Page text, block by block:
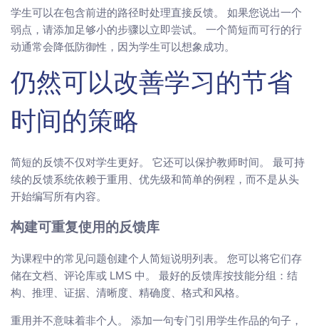
学生可以在包含前进的路径时处理直接反馈。 如果您说出一个
弱点，请添加足够小的步骤以立即尝试。 一个简短而可行的行
动通常会降低防御性，因为学生可以想象成功。
仍然可以改善学习的节省
时间的策略
简短的反馈不仅对学生更好。 它还可以保护教师时间。 最可持
续的反馈系统依赖于重用、优先级和简单的例程，而不是从头
开始编写所有内容。
构建可重复使用的反馈库
为课程中的常见问题创建个人简短说明列表。 您可以将它们存
储在文档、评论库或 LMS 中。 最好的反馈库按技能分组：结
构、推理、证据、清晰度、精确度、格式和风格。
重用并不意味着非个人。 添加一句专门引用学生作品的句子，